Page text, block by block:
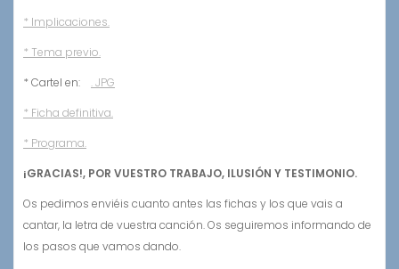
* Implicaciones.
* Tema previo.
* Cartel en: . JPG
* Ficha definitiva.
* Programa.
¡GRACIAS!, POR VUESTRO TRABAJO, ILUSIÓN Y TESTIMONIO.
Os pedimos enviéis cuanto antes las fichas y los que vais a
cantar, la letra de vuestra canción. Os seguiremos informando de
los pasos que vamos dando.